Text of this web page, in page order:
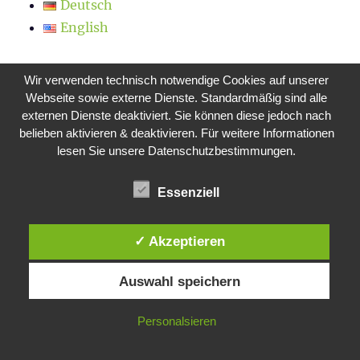
Deutsch
English
Manuel Winkel Folgen
Citrix Technology Professional (CTP) - Lead IT
Consultant @ Deyda Consulting - CCE-V - CCE-
@Microsoft update KB5062553 for
Windows 11 24H2 can break the entire
shell experience.
• Missing or crashing taskbar
Wir verwenden technisch notwendige Cookies auf unserer
Webseite sowie externe Dienste. Standardmäßig sind alle
externen Dienste deaktiviert. Sie können diese jedoch nach
belieben aktivieren & deaktivieren. Für weitere Informationen
lesen Sie unsere Datenschutzbestimmungen.
Essenziell
✓ Akzeptieren
Auswahl speichern
Personalsieren